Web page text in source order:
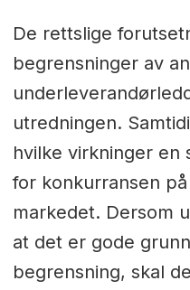
De rettslige
begrensninger av
utredningen.
hvilke virkninger en
for konkurransen
markedet. Dersom
at det er gode
begrensning, skal